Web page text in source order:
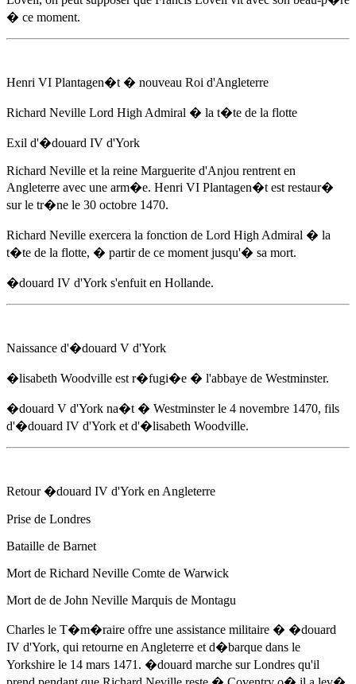
� ce moment.
Henri VI Plantagen�t � nouveau Roi d'Angleterre
Richard Neville Lord High Admiral � la t�te de la flotte
Exil d'�douard IV d'York
Richard Neville et la reine Marguerite d'Anjou rentrent en
Angleterre avec une arm�e. Henri VI Plantagen�t est restaur�
sur le tr�ne le 30 octobre 1470.
Richard Neville exercera la fonction de Lord High Admiral � la
t�te de la flotte, � partir de ce moment jusqu'� sa mort.
�douard IV d'York s'enfuit en Hollande.
Naissance d'�douard V d'York
�lisabeth Woodville est r�fugi�e � l'abbaye de Westminster.
�douard V d'York na�t � Westminsterle 4 novembre 1470, fils
d'�douard IV d'York et d'�lisabeth Woodville.
Retour �douard IV d'York en Angleterre
Prise de Londres
Bataille de Barnet
Mort de Richard Neville Comte de Warwick
Mort de de John Neville Marquis de Montagu
Charles le T�m�raire offre une assistance militaire � �douard
IV d'York, qui retourne en Angleterre et d�barque dans le
Yorkshire le 14 mars 1471 . �douard marche sur Londres qu'il